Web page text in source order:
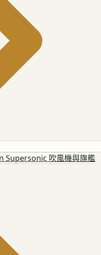
Supersonic 吹風機與旗艦